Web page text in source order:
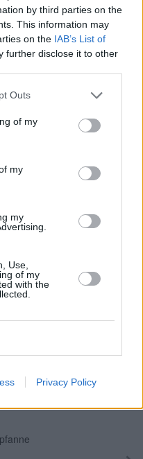
by third parties on the
This information may
on the IAB’s List of
further disclose it to other
Outs
of my
my
my
Use,
of my
with the
Privacy Policy